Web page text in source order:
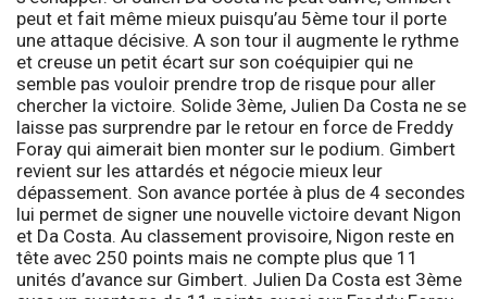
peut et fait même mieux puisqu’au 5ème tour il porte
une attaque décisive. A son tour il augmente le rythme
et creuse un petit écart sur son coéquipier qui ne
semble pas vouloir prendre trop de risque pour aller
chercher la victoire. Solide 3ème, Julien Da Costa ne se
laisse pas surprendre par le retour en force de Freddy
Foray qui aimerait bien monter sur le podium. Gimbert
revient sur les attardés et négocie mieux leur
dépassement. Son avance portée à plus de 4 secondes
lui permet de signer une nouvelle victoire devant Nigon
et Da Costa. Au classement provisoire, Nigon reste en
tête avec 250 points mais ne compte plus que 11
unités d’avance sur Gimbert. Julien Da Costa est 3ème